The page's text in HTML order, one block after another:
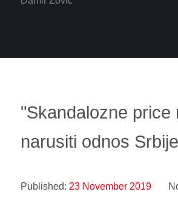
"Skandalozne price
narusiti odnos
Published: 23 November 2019